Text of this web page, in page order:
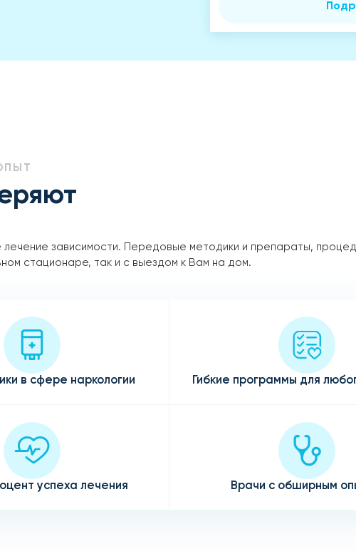
зависимости. Передовые методики и препараты,
стационаре, так и с выездом к Вам на дом.
в сфере наркологии Гибкие программы для
успеха лечения Врачи с обширным